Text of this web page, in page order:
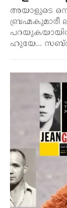
അയാളുടെ
ബ്രഹ്മകുമാരീ
ഹുയേ...